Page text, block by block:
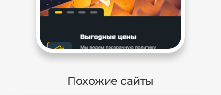
Похожие сайты